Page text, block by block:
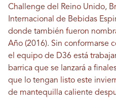
Challenge del Reino Unido,
Internacional de Bebidas
donde también fueron
Año (2016). Sin conformarse
el equipo de D36 está
barrica que se lanzará a
que lo tengan listo este
de mantequilla caliente